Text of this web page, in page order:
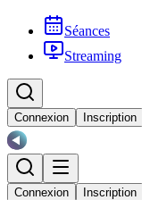
Séances
Streaming
Connexion Inscription
Connexion Inscription